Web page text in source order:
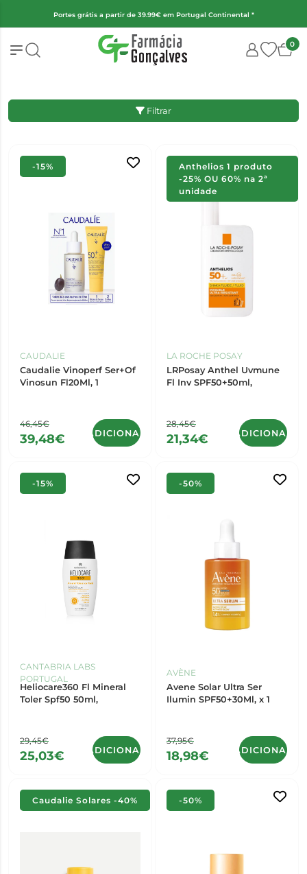
(Exceto fraldas, alimentação infantil e encomendas superiores a
0
Filtrar
-15%
CAUDALIE
Caudalie Vinoperf Ser+Of
Vinosun Fl20Ml, 1
46,45€
39,48€ ADICIONAR
Anthelios 1 produto
-25% OU 60% na 2ª
unidade
LA ROCHE POSAY
LRPosay Anthel Uvmune
Fl Inv SPF50+50ml,
28,45€
21,34€ ADICIONAR
-15%
CANTABRIA LABS
PORTUGAL
Heliocare360 Fl Mineral
Toler Spf50 50ml,
29,45€
25,03€ ADICIONAR
-50%
AVÈNE
Avene Solar Ultra Ser
Ilumin SPF50+30Ml, x 1
37,95€
18,98€ ADICIONAR
Caudalie Solares -40% -50%